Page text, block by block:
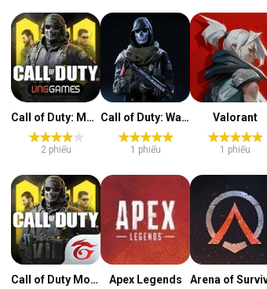
Call of Duty: Mobile VN
2 phiếu
Call of Duty: Warzone
1 phiếu
Valorant
1 phiếu
Call of Duty Mobile Apex Legends